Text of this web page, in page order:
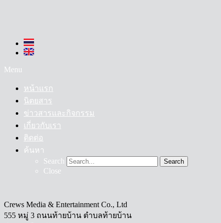
Menu
หน้าแรก
นิตยสาร
ข่าวสารและกิจกรรม
เกี่ยวกับเรา
ติดต่อ
ค้นหา
Search
Search
Close
Crews Media & Entertainment Co., Ltd
555 หมู่ 3 ถนนท้ายบ้าน ตำบลท้ายบ้าน